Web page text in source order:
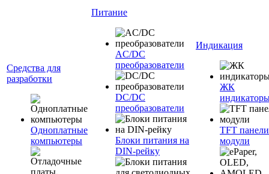
Средства для
разработки
Одноплатные
компьютеры
Питание
AC/DC
преобразователи
DC/DC
преобразователи
Блоки питания на
DIN-рейку
Индикация
ЖК
TFT
модули